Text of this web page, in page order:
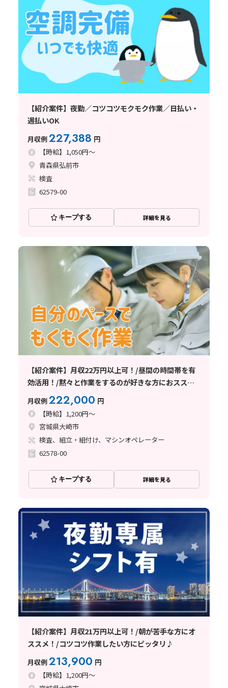
【紹介案件】夜勤／コツコツモクモク作業／日払い・
週払いOK
月収例227,388 円
【時給】1,050円～
青森県弘前市
検査
62579-00
キープする 詳細を見る
【紹介案件】月収22万円以上可！/昼間の時間帯を有
効活用！/黙々と作業をするのが好きな方におススメ
月収例222,000 円
【時給】1,200円～
宮城県大崎市
検査、組立・組付け、マシンオペレーター
62578-00
キープする 詳細を見る
【紹介案件】月収21万円以上可！/朝が苦手な方にオ
ススメ！/コツコツ作業したい方にピッタリ♪
月収例213,900 円
【時給】1,200円～